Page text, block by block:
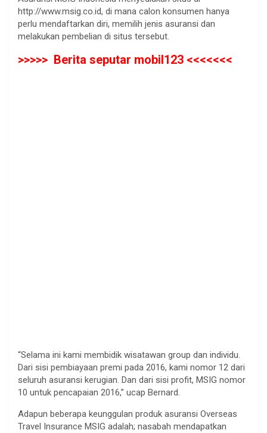
http://www.msig.co.id, di mana calon konsumen hanya
perlu mendaftarkan diri, memilih jenis asuransi dan
melakukan pembelian di situs tersebut.
>>>>> Berita seputar mobil123 <<<<<<<
“Selama ini kami membidik wisatawan group dan individu.
Dari sisi pembiayaan premi pada 2016, kami nomor 12 dari
seluruh asuransi kerugian. Dan dari sisi profit, MSIG nomor
10 untuk pencapaian 2016,” ucap Bernard.
Adapun beberapa keunggulan produk asuransi Overseas
Travel Insurance MSIG adalah; nasabah mendapatkan